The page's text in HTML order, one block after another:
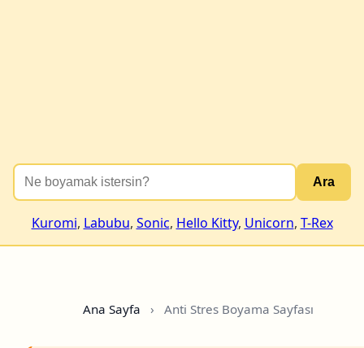
Ara
Kuromi, Labubu, Sonic, Hello Kitty, Unicorn, T-Rex
Ana Sayfa › Anti Stres Boyama Sayfası